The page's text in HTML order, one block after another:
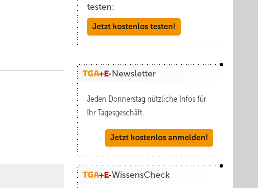
testen:
Jetzt kostenlos testen!
Newsletter
Jeden Donnerstag nützliche Infos für
Ihr Tagesgeschäft.
Jetzt kostenlos anmelden!
WissensCheck